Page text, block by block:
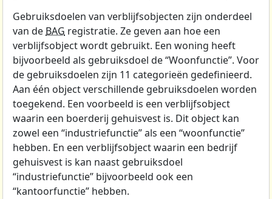
Gebruiksdoelen van verblijfsobjecten zijn onderdeel
van de BAG registratie. Ze geven aan hoe een
verblijfsobject wordt gebruikt. Een woning heeft
bijvoorbeeld als gebruiksdoel de “Woonfunctie”. Voor
de gebruiksdoelen zijn 11 categorieën gedefinieerd.
Aan één object verschillende gebruiksdoelen worden
toegekend. Een voorbeeld is een verblijfsobject
waarin een boerderij gehuisvest is. Dit object kan
zowel een “industriefunctie” als een “woonfunctie”
hebben. En een verblijfsobject waarin een bedrijf
gehuisvest is kan naast gebruiksdoel
“industriefunctie” bijvoorbeeld ook een
“kantoorfunctie” hebben.